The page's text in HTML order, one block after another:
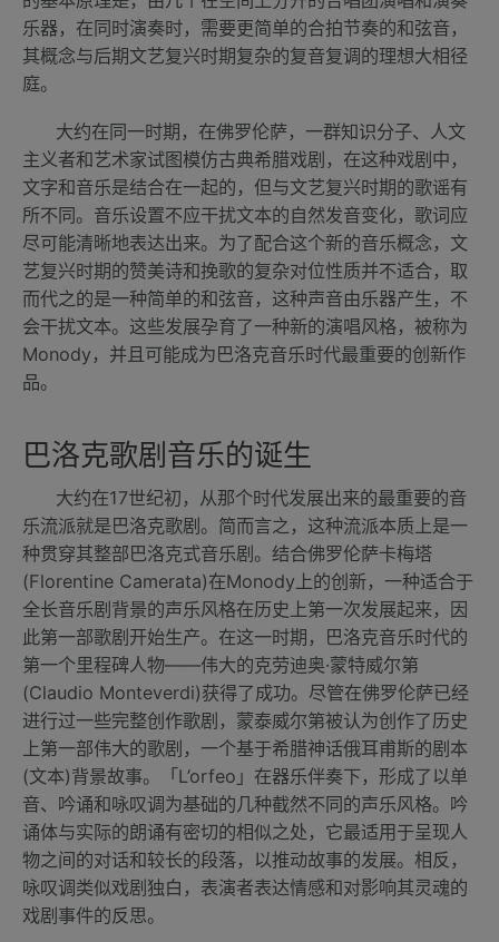
乐器，在同时演奏时，需要更简单的合拍节奏的和弦音，
其概念与后期文艺复兴时期复杂的复音复调的理想大相径
庭。
大约在同一时期，在佛罗伦萨，一群知识分子、人文
主义者和艺术家试图模仿古典希腊戏剧，在这种戏剧中，
文字和音乐是结合在一起的，但与文艺复兴时期的歌谣有
所不同。音乐设置不应干扰文本的自然发音变化，歌词应
尽可能清晰地表达出来。为了配合这个新的音乐概念，文
艺复兴时期的赞美诗和挽歌的复杂对位性质并不适合，取
而代之的是一种简单的和弦音，这种声音由乐器产生，不
会干扰文本。这些发展孕育了一种新的演唱风格，被称为
Monody，并且可能成为巴洛克音乐时代最重要的创新作
品。
巴洛克歌剧音乐的诞生
大约在17世纪初，从那个时代发展出来的最重要的音
乐流派就是巴洛克歌剧。简而言之，这种流派本质上是一
种贯穿其整部巴洛克式音乐剧。结合佛罗伦萨卡梅塔
(Florentine Camerata)在Monody上的创新，一种适合于
全长音乐剧背景的声乐风格在历史上第一次发展起来，因
此第一部歌剧开始生产。在这一时期，巴洛克音乐时代的
第一个里程碑人物——伟大的克劳迪奥·蒙特威尔第
(Claudio Monteverdi)获得了成功。尽管在佛罗伦萨已经
进行过一些完整创作歌剧，蒙泰威尔第被认为创作了历史
上第一部伟大的歌剧，一个基于希腊神话俄耳甫斯的剧本
(文本)背景故事。「L’orfeo」在器乐伴奏下，形成了以单
音、吟诵和咏叹调为基础的几种截然不同的声乐风格。吟
诵体与实际的朗诵有密切的相似之处，它最适用于呈现人
物之间的对话和较长的段落，以推动故事的发展。相反，
咏叹调类似戏剧独白，表演者表达情感和对影响其灵魂的
戏剧事件的反思。